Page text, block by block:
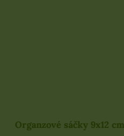
Organzové sáčky 9x12 cm